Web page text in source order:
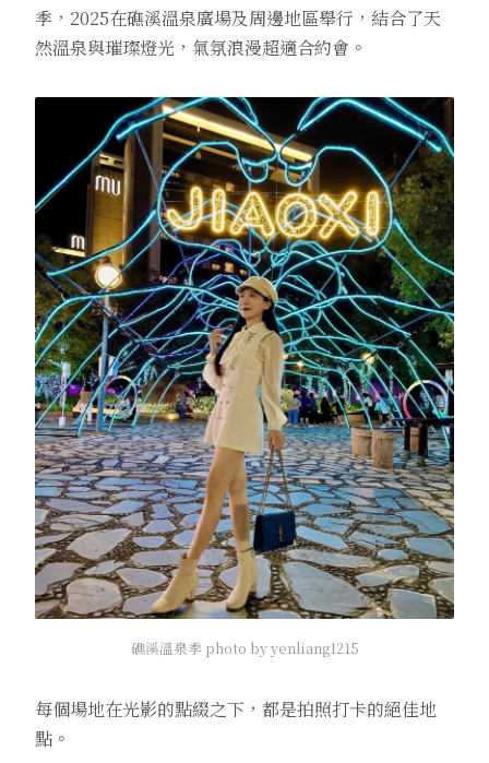
季，2025在礁溪溫泉廣場及周邊地區舉行，結合了天
然溫泉與璀璨燈光，氣氛浪漫超適合約會。
礁溪溫泉季 photo by yenliang1215
每個場地在光影的點綴之下，都是拍照打卡的絕佳地
點。